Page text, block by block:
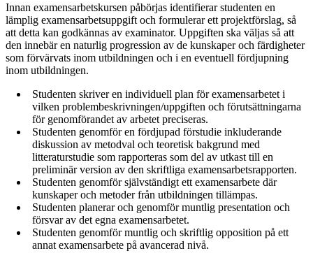
Innan examensarbetskursen påbörjas identifierar studenten en
lämplig examensarbetsuppgift och formulerar ett projektförslag, så
att detta kan godkännas av examinator. Uppgiften ska väljas så att
den innebär en naturlig progression av de kunskaper och färdigheter
som förvärvats inom utbildningen och i en eventuell fördjupning
inom utbildningen.
Studenten skriver en individuell plan för examensarbetet i
vilken problembeskrivningen/uppgiften och förutsättningarna
för genomförandet av arbetet preciseras.
Studenten genomför en fördjupad förstudie inkluderande
diskussion av metodval och teoretisk bakgrund med
litteraturstudie som rapporteras som del av utkast till en
preliminär version av den skriftliga examensarbetsrapporten.
Studenten genomför självständigt ett examensarbete där
kunskaper och metoder från utbildningen tillämpas.
Studenten planerar och genomför muntlig presentation och
försvar av det egna examensarbetet.
Studenten genomför muntlig och skriftlig opposition på ett
annat examensarbete på avancerad nivå.